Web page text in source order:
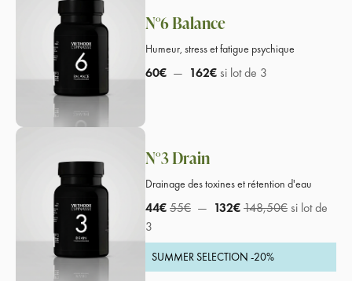
N°6 Balance
Humeur, stress et fatigue psychique
60€ — 162€si lot de 3
N°3 Drain
Drainage des toxines et rétention d'eau
44€55€ — 132€148,50€si lot de
3
SUMMER SELECTION -20%